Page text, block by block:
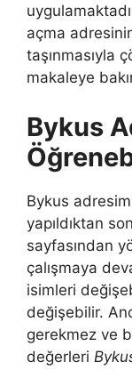
açma
taşınmasıyla
makaleye
Bykus
Bykus
yapıldıktan
sayfasından
çalışmaya
isimleri
değişebilir.
gerekmez ve
değerleri